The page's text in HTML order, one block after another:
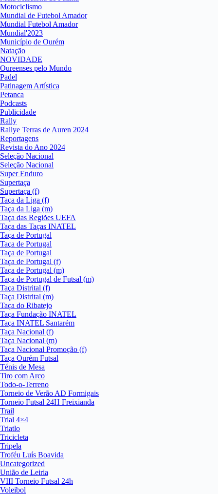
Motociclismo
Mundial de Futebol Amador
Mundial Futebol Amador
Mundial'2023
Município de Ourém
Natação
NOVIDADE
Oureenses pelo Mundo
Padel
Patinagem Artística
Petanca
Podcasts
Publicidade
Rally
Rallye Terras de Auren 2024
Reportagens
Revista do Ano 2024
Seleção Nacional
Seleção Nacional
Super Enduro
Supertaça
Supertaça (f)
Taça da Liga (f)
Taça da Liga (m)
Taça das Regiões UEFA
Taça das Taças INATEL
Taça de Portugal
Taça de Portugal
Taça de Portugal
Taça de Portugal (f)
Taça de Portugal (m)
Taça de Portugal de Futsal (m)
Taça Distrital (f)
Taça Distrital (m)
Taça do Ribatejo
Taça Fundação INATEL
Taça INATEL Santarém
Taça Nacional (f)
Taça Nacional (m)
Taça Nacional Promoção (f)
Taça Ourém Futsal
Ténis de Mesa
Tiro com Arco
Todo-o-Terreno
Torneio de Verão AD Formigais
Torneio Futsal 24H Freixianda
Trail
Trial 4×4
Triatlo
Tricicleta
Tripela
Troféu Luís Boavida
Uncategorized
União de Leiria
VIII Torneio Futsal 24h
Voleibol